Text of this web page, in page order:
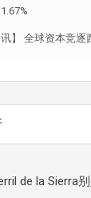
讯】 全球资本竞
de la Sierra